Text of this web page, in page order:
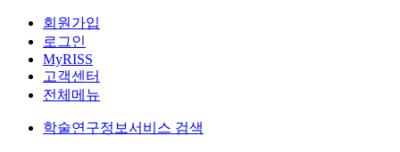
회원가입
로그인
MyRISS
고객센터
전체메뉴
학술연구정보서비스 검색